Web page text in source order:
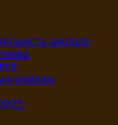
закладу
комісію